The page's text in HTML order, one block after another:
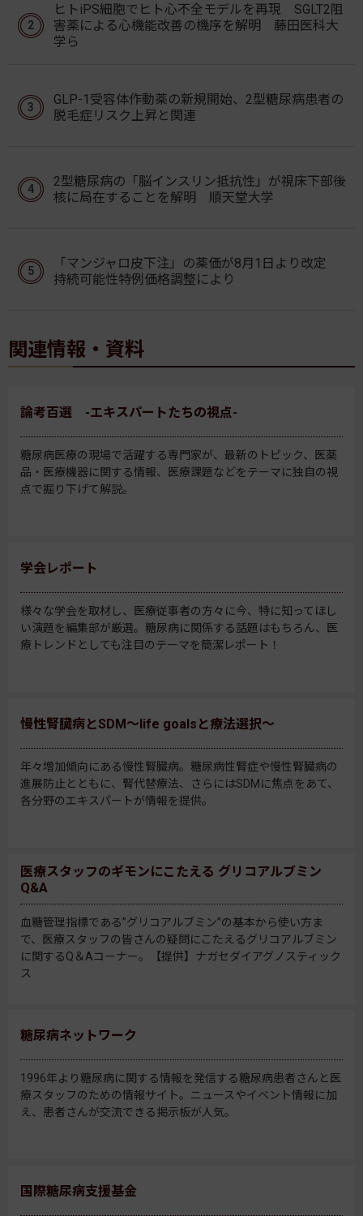
ヒトiPS細胞でヒト心不全モデルを再現 SGLT2阻
害薬による心機能改善の機序を解明 藤田医科大
学ら
GLP-1受容体作動薬の新規開始、2型糖尿病患者の
脱毛症リスク上昇と関連
2型糖尿病の「脳インスリン抵抗性」が視床下部後
核に局在することを解明 順天堂大学
「マンジャロ皮下注」の薬価が8月1日より改定
持続可能性特例価格調整により
関連情報・資料
論考百選 -エキスパートたちの視点-
糖尿病医療の現場で活躍する専門家が、最新のトピック、医薬
品・医療機器に関する情報、医療課題などをテーマに独自の視
点で掘り下げて解説。
学会レポート
様々な学会を取材し、医療従事者の方々に今、特に知ってほし
い演題を編集部が厳選。糖尿病に関係する話題はもちろん、医
療トレンドとしても注目のテーマを簡潔レポート！
慢性腎臓病とSDM～life goalsと療法選択～
年々増加傾向にある慢性腎臓病。糖尿病性腎症や慢性腎臓病の
進展防止とともに、腎代替療法、さらにはSDMに焦点をあて、
各分野のエキスパートが情報を提供。
医療スタッフのギモンにこたえる グリコアルブミン
Q&A
血糖管理指標である”グリコアルブミン”の基本から使い方ま
で、医療スタッフの皆さんの疑問にこたえるグリコアルブミン
に関するQ＆Aコーナー。【提供】ナガセダイアグノスティック
ス
糖尿病ネットワーク
1996年より糖尿病に関する情報を発信する糖尿病患者さんと医
療スタッフのための情報サイト。ニュースやイベント情報に加
え、患者さんが交流できる掲示板が人気。
国際糖尿病支援基金